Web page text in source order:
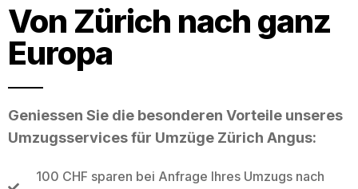
Von Zürich nach ganz
Europa
Geniessen Sie die besonderen Vorteile unseres
Umzugsservices für Umzüge Zürich Angus:
100 CHF sparen bei Anfrage Ihres Umzugs nach